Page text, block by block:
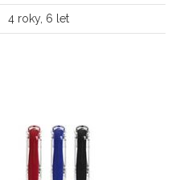
4 roky, 6 let